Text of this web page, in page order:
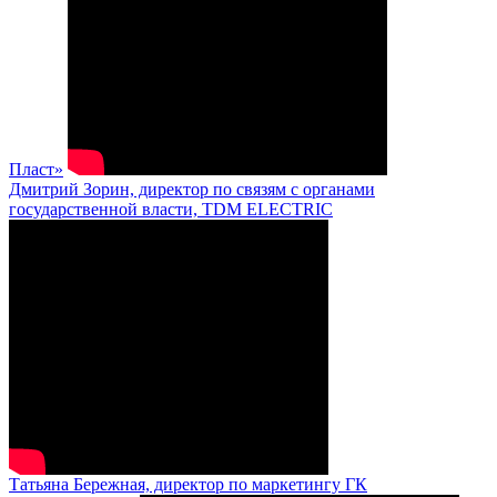
Пласт»
Дмитрий Зорин, директор по связям с органами
государственной власти, TDM ELECTRIC
Татьяна Бережная, директор по маркетингу ГК